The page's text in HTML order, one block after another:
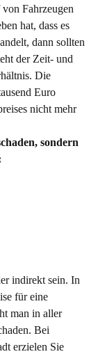
Fahrzeugen
hat, dass es
dann sollten
der Zeit- und
Die
Euro
nicht mehr
sondern
indirekt sein. In
für eine
man in aller
Bei
erzielen Sie